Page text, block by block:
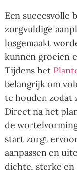
Een succesvolle
zorgvuldige
losgemaakt
kunnen groeien
Tijdens het
belangrijk om
te houden zodat
Direct na het
de
start zorgt
aanpassen en
dichte, sterke en